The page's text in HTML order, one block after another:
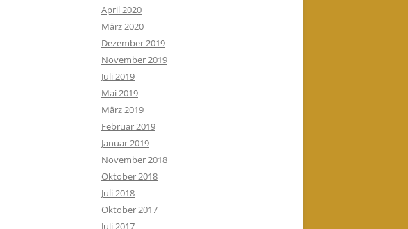
April 2020
März 2020
Dezember 2019
November 2019
Juli 2019
Mai 2019
März 2019
Februar 2019
Januar 2019
November 2018
Oktober 2018
Juli 2018
Oktober 2017
Juli 2017